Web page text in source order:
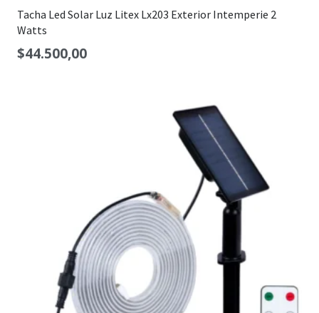
Tacha Led Solar Luz Litex Lx203 Exterior Intemperie 2
Watts
$44.500,00